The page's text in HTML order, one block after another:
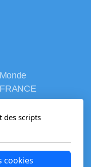
des scripts
cookies